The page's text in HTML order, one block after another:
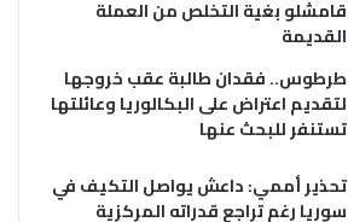
قامشلو بغية التخلص من العملة
القديمة
طرطوس.. فقدان طالبة عقب خروجها
لتقديم اعتراض على البكالوريا وعائلتها
تستنفر للبحث عنها
تحذير أممي: داعش يواصل التكيف في
سوريا رغم تراجع قدراته المركزية